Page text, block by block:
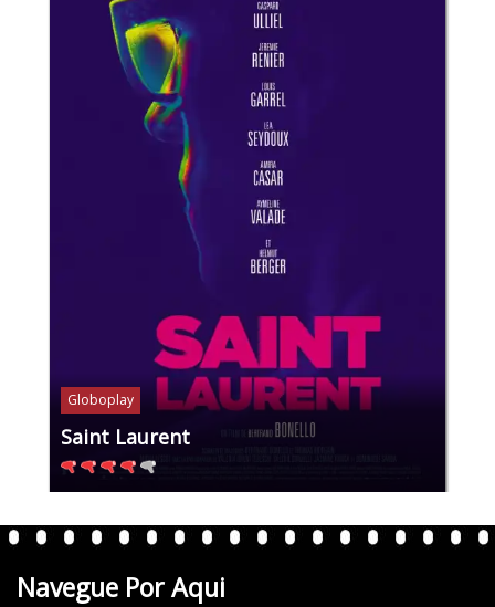
Globoplay
Saint Laurent
Navegue Por Aqui